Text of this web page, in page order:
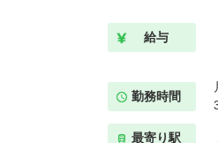
給与
勤務時間
最寄り駅